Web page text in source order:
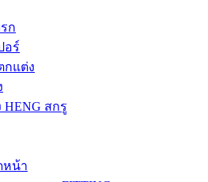
ก
อร์
กแต่ง
สกรู
หน้า